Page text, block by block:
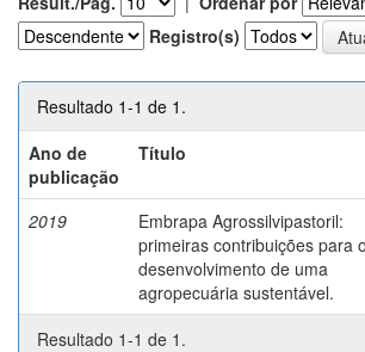
Registro(s)
Resultado 1-1 de 1.
Ano de
publicação
Título
2019
Embrapa Agrossilvipastoril:
primeiras contribuições para o
desenvolvimento de uma
agropecuária sustentável.
Resultado 1-1 de 1.